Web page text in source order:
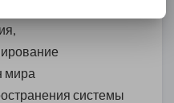
мира
системы